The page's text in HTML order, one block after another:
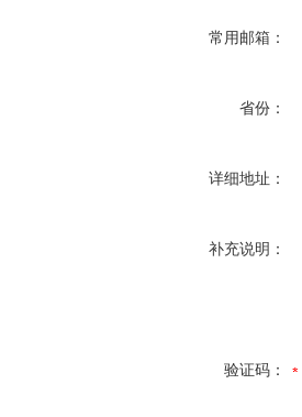
常用邮箱：
省份：
详细地址：
补充说明：
验证码：